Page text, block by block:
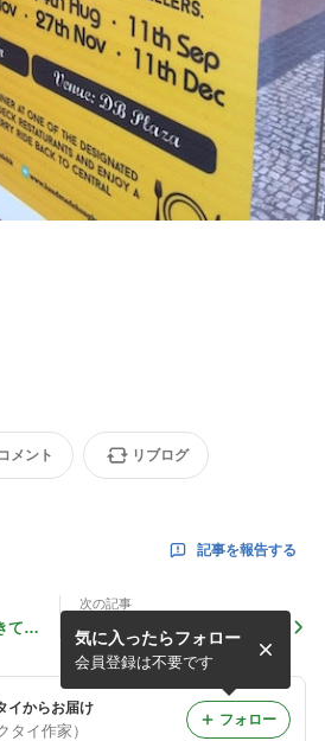
コメント リブログ
記事を報告する
て
次の記事
明日、香港で初めて出店しま
す！
イからお届け
タイ作家）
気に入ったらフォロー
会員登録は不要です
フォロー